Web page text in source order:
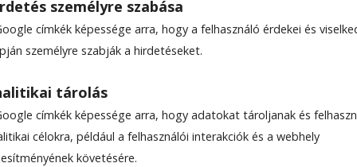
személyre szabása
címkék képessége arra, hogy a felhasználó érdekei és
személyre szabják a hirdetéseket.
tárolás
címkék képessége arra, hogy adatokat tároljanak és
célokra, például a felhasználói interakciók és a webhely
követésére.